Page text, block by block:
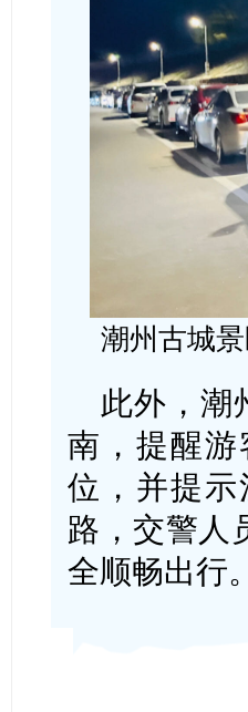
潮州古城景
此外，潮
南，提醒
位，并提
路，交警人
全顺畅出行。